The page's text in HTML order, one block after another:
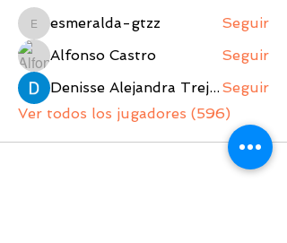
esmeralda-gtzz
esmeralda-gtzz
Seguir
Alfonso Castro
Seguir
Denisse Alejandra Trejo Lopez Seguir
Ver todos los jugadores (596)